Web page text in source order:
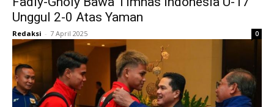
Unggul 2-0 Atas Yaman
Redaksi - 7 April 2025 0